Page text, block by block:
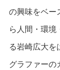
の興味をベー
ら人間・環境
る岩崎広大を
グラファーの